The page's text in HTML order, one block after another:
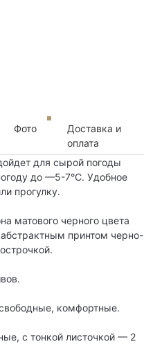
Фото
Доставка и
оплата
для сырой погоды
до —5-7°C. Удобное
прогулку.
матового черного цвета
принтом черно-
комфортные.
с тонкой листочкой — 2